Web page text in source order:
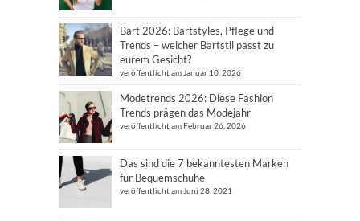
Bart 2026: Bartstyles, Pflege und
Trends – welcher Bartstil passt zu
eurem Gesicht?
veröffentlicht am Januar 10, 2026
Modetrends 2026: Diese Fashion
Trends prägen das Modejahr
veröffentlicht am Februar 26, 2026
Das sind die 7 bekanntesten Marken
für Bequemschuhe
veröffentlicht am Juni 28, 2021